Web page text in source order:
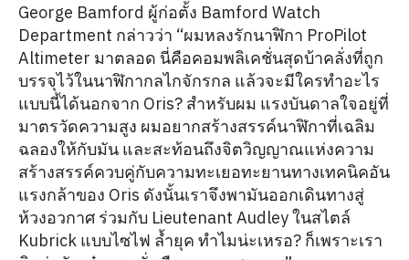
George Bamford ผู้ก่อตั้ง Bamford Watch
Department กล่าวว่า “ผมหลงรักนาฬิกา ProPilot
Altimeter มาตลอด นี่คือคอมพลิเคชั่นสุดบ้าคลั่งที่ถูก
บรรจุไว้ในนาฬิกากลไกจักรกล แล้วจะมีใครทำอะไร
แบบนี้ได้นอกจาก Oris? สำหรับผม แรงบันดาลใจอยู่ที่
มาตรวัดความสูง ผมอยากสร้างสรรค์นาฬิกาที่เฉลิม
ฉลองให้กับมัน และสะท้อนถึงจิตวิญญาณแห่งความ
สร้างสรรค์ควบคู่กับความทะเยอทะยานทางเทคนิคอัน
แรงกล้าของ Oris ดังนั้นเราจึงพามันออกเดินทางสู่
ห้วงอวกาศ ร่วมกับ Lieutenant Audley ในสไตล์
Kubrick แบบไซไฟ ล้ำยุค ทำไมน่ะเหรอ? ก็เพราะเรา